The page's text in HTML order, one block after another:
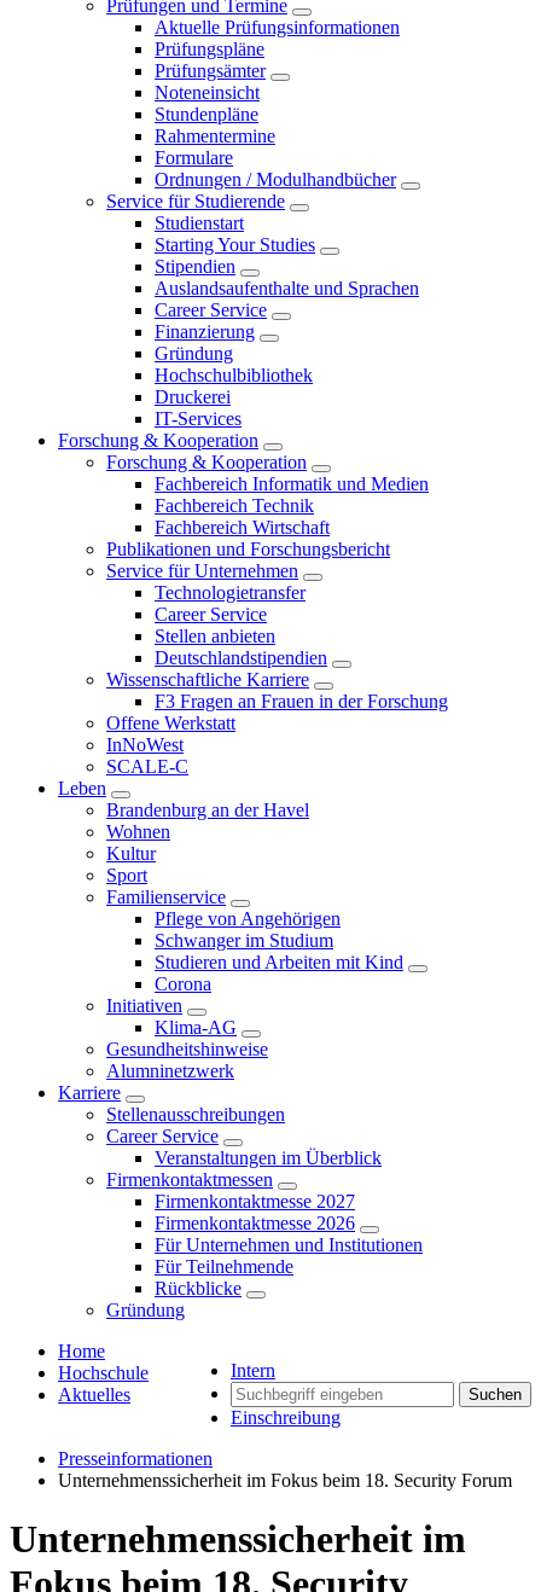
Prüfungen und Termine
Aktuelle Prüfungsinformationen
Prüfungspläne
Prüfungsämter
Noteneinsicht
Stundenpläne
Rahmentermine
Formulare
Ordnungen / Modulhandbücher
Service für Studierende
Studienstart
Starting Your Studies
Stipendien
Auslandsaufenthalte und Sprachen
Career Service
Finanzierung
Gründung
Hochschulbibliothek
Druckerei
IT-Services
Forschung & Kooperation
Forschung & Kooperation
Fachbereich Informatik und Medien
Fachbereich Technik
Fachbereich Wirtschaft
Publikationen und Forschungsbericht
Service für Unternehmen
Technologietransfer
Career Service
Stellen anbieten
Deutschlandstipendien
Wissenschaftliche Karriere
F3 Fragen an Frauen in der Forschung
Offene Werkstatt
InNoWest
SCALE-C
Leben
Brandenburg an der Havel
Wohnen
Kultur
Sport
Familienservice
Pflege von Angehörigen
Schwanger im Studium
Studieren und Arbeiten mit Kind
Corona
Initiativen
Klima-AG
Gesundheitshinweise
Alumninetzwerk
Karriere
Stellenausschreibungen
Career Service
Veranstaltungen im Überblick
Firmenkontaktmessen
Firmenkontaktmesse 2027
Firmenkontaktmesse 2026
Für Unternehmen und Institutionen
Für Teilnehmende
Rückblicke
Gründung
Intern
Suchen
Einschreibung
Home
Hochschule
Aktuelles
Presseinformationen
Unternehmenssicherheit im Fokus beim 18. Security Forum
Unternehmenssicherheit im